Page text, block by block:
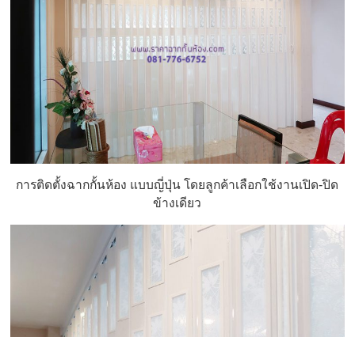
การติดตั้งฉากกั้นห้อง แบบญี่ปุ่น โดยลูกค้าเลือกใช้งานเปิด-ปิด
ข้างเดียว